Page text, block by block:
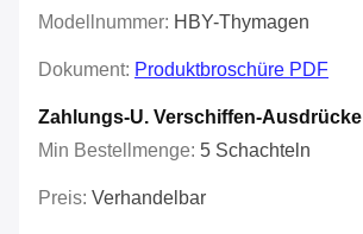
Modellnummer: HBY-Thymagen
Dokument: Produktbroschüre PDF
Zahlungs-U. Verschiffen-Ausdrücke
Min Bestellmenge: 5 Schachteln
Preis: Verhandelbar